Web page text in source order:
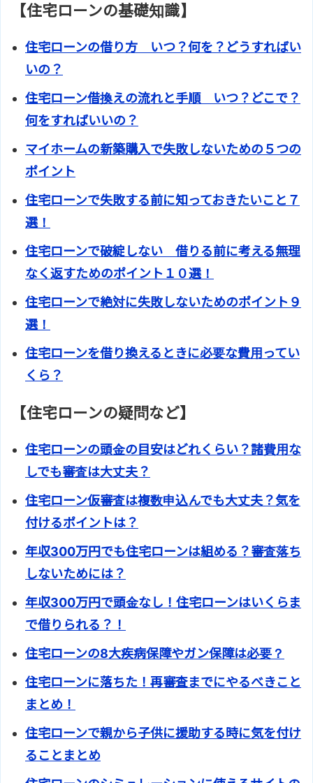
【住宅ローンの基礎知識】
住宅ローンの借り方 いつ？何を？どうすればい
いの？
住宅ローン借換えの流れと手順 いつ？どこで？
何をすればいいの？
マイホームの新築購入で失敗しないための５つの
ポイント
住宅ローンで失敗する前に知っておきたいこと７
選！
住宅ローンで破綻しない 借りる前に考える無理
なく返すためのポイント１０選！
住宅ローンで絶対に失敗しないためのポイント９
選！
住宅ローンを借り換えるときに必要な費用ってい
くら？
【住宅ローンの疑問など】
住宅ローンの頭金の目安はどれくらい？諸費用な
しでも審査は大丈夫？
住宅ローン仮審査は複数申込んでも大丈夫？気を
付けるポイントは？
年収300万円でも住宅ローンは組める？審査落ち
しないためには？
年収300万円で頭金なし！住宅ローンはいくらま
で借りられる？！
住宅ローンの8大疾病保障やガン保障は必要？
住宅ローンに落ちた！再審査までにやるべきこと
まとめ！
住宅ローンで親から子供に援助する時に気を付け
ることまとめ